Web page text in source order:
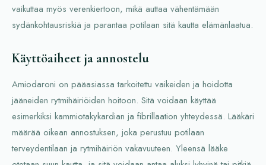
vaikuttaa myös verenkiertoon, mikä auttaa vähentämään
sydänkohtausriskiä ja parantaa potilaan sitä kautta elämänlaatua.
Käyttöaiheet ja annostelu
Amiodaroni on pääasiassa tarkoitettu vaikeiden ja hoidotta
jääneiden rytmihäiriöiden hoitoon. Sitä voidaan käyttää
esimerkiksi kammiotakykardian ja fibrillaation yhteydessä. Lääkäri
määrää oikean annostuksen, joka perustuu potilaan
terveydentilaan ja rytmihäiriön vakavuuteen. Yleensä lääke